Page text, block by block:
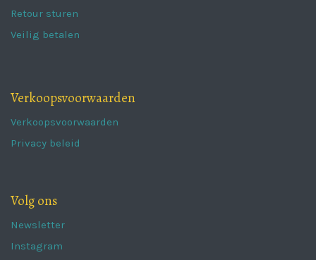
Retour sturen
Veilig betalen
Verkoopsvoorwaarden
Verkoopsvoorwaarden
Privacy beleid
Volg ons
Newsletter
Instagram